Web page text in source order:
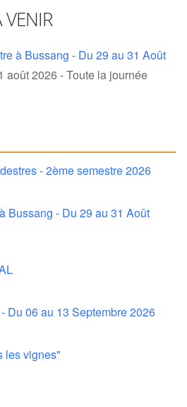
VENIR
à Bussang - Du 29 au 31 Août
août 2026 - Toute la journée
- 2ème semestre 2026
Bussang - Du 29 au 31 Août
Du 06 au 13 Septembre 2026
les vignes"